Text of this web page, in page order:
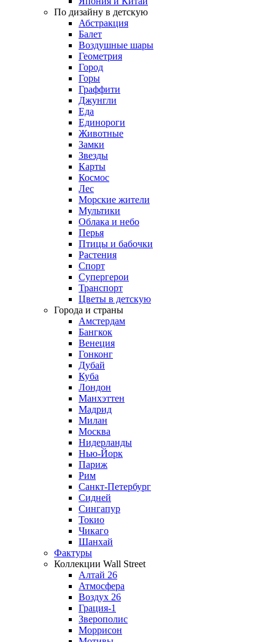
По дизайну в детскую
Абстракция
Балет
Воздушные шары
Геометрия
Город
Горы
Граффити
Джунгли
Еда
Единороги
Животные
Замки
Звезды
Карты
Космос
Лес
Морские жители
Мультики
Облака и небо
Перья
Птицы и бабочки
Растения
Спорт
Супергерои
Транспорт
Цветы в детскую
Города и страны
Амстердам
Бангкок
Венеция
Гонконг
Дубай
Куба
Лондон
Манхэттен
Мадрид
Милан
Москва
Нидерланды
Нью-Йорк
Париж
Рим
Санкт-Петербург
Сидней
Сингапур
Токио
Чикаго
Шанхай
Фактуры
Коллекции Wall Street
Алтай 26
Атмосфера
Воздух 26
Грация-1
Зверополис
Моррисон